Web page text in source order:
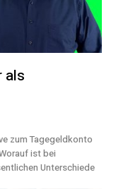
als
zum Tagegeldkonto
ist bei
Unterschiede